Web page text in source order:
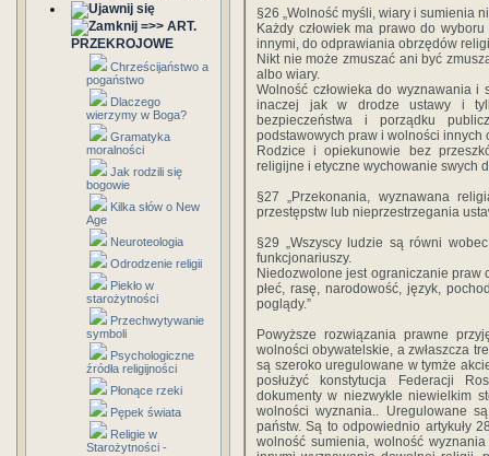
=>> ART.
PRZEKROJOWE
Chrześcijaństwo a
pogaństwo
Dlaczego
wierzymy w Boga?
Gramatyka
moralności
Jak rodzili się
bogowie
Kilka słów o New
Age
Neuroteologia
Odrodzenie religii
Piekło w
starożytności
Przechwytywanie
symboli
Psychologiczne
źródła religijności
Płonące rzeki
Pępek świata
Religie w
Starożytności -
§26 „Wolność myśli, wiary i sumienia
Każdy człowiek ma prawo do
innymi, do odprawiania obrzędów
Nikt nie może zmuszać ani być
albo wiary.
Wolność człowieka do wyznawania
inaczej jak w drodze ustawy i
bezpieczeństwa i porządku
podstawowych praw i wolności innych
Rodzice i opiekunowie bez
religijne i etyczne wychowanie swych
§27 „Przekonania, wyznawana
przestępstw lub nieprzestrzegania
§29 „Wszyscy ludzie są równi
funkcjonariuszy.
Niedozwolone jest ograniczanie praw
płeć, rasę, narodowość, język,
poglądy.”
Powyższe rozwiązania prawne
wolności obywatelskie, a zwłaszcza
są szeroko uregulowane w tymże
posłużyć konstytucja Federacji
dokumenty w niezwykle niewielkim
wolności wyznania.. Uregulowane
państw. Są to odpowiednio artykuły
wolność sumienia, wolność